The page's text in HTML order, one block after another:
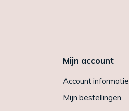
Mijn account
Account informatie
Mijn bestellingen